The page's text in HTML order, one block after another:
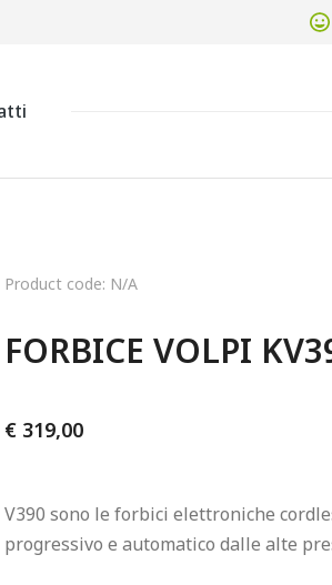
Product code: N/A
FORBICE VOLPI
€ 319,00
V390 sono le forbici elettroniche
progressivo e automatico dalle alte